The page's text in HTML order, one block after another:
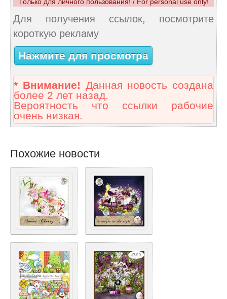
Только для личного пользования! / For personal use only!
Для получения ссылок, посмотрите
короткую рекламу
Нажмите для просмотра
* Внимание! Данная новость создана
более 2 лет назад.
Вероятность что ссылки рабочие
очень низкая.
Похожие новости